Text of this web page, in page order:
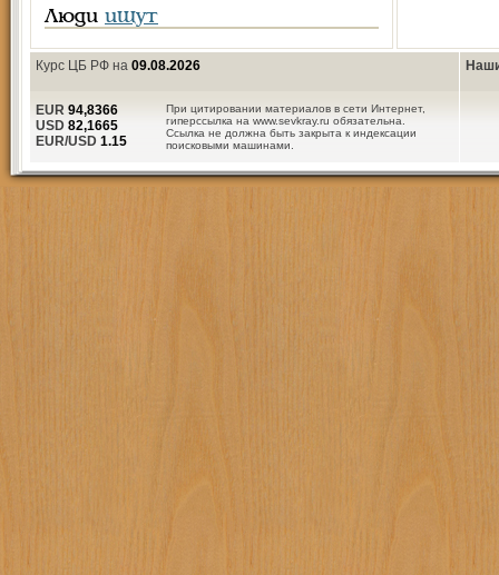
Люди ищут
Курс ЦБ РФ на 09.08.2026
При цитировании материалов в сети Интернет,
гиперссылка на www.sevkray.ru обязательна.
Ссылка не должна быть закрыта к индексации
поисковыми машинами.
EUR 94,8366
USD 82,1665
EUR/USD 1.15